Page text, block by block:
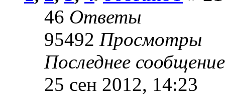
46 Ответы
95492 Просмотры
Последнее
25 сен 2012, 14:23